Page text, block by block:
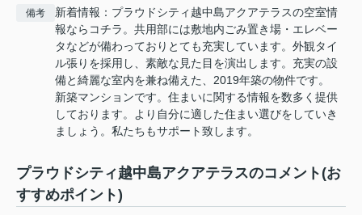
備考
新着情報：プラウドシティ越中島アクアテラスの空室情
報ならコチラ。共用部には敷地内ごみ置き場・エレベー
タなどが備わっておりとても充実しています。外観タイ
ル張りを採用し、素敵な見た目を演出します。充実の設
備と綺麗な室内を兼ね備えた、2019年築の物件です。
新築マンションです。住まいに関する情報を数多く提供
しております。より自分に適した住まい選びをしていき
ましょう。私たちもサポート致します。
プラウドシティ越中島アクアテラスのコメント(お
すすめポイント)